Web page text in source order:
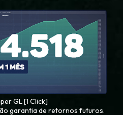
GL [1 Click]
garantia de retornos futuros.